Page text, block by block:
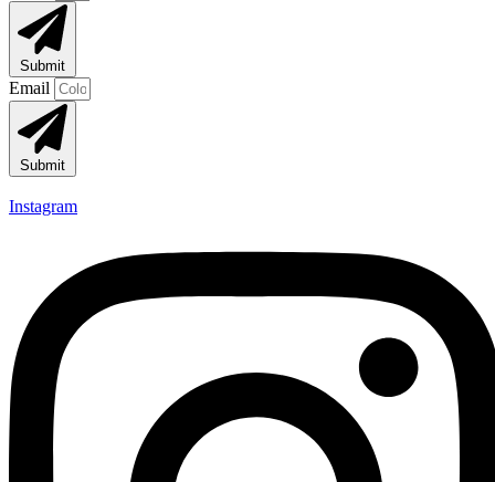
Submit
Email
Submit
Instagram